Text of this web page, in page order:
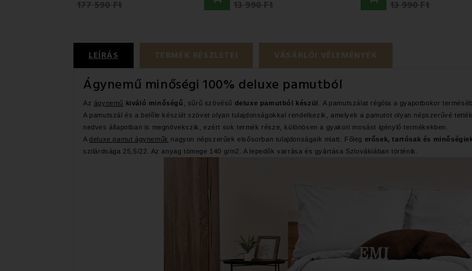
177 590 Ft 13 990 Ft 13 990 Ft
LEÍRÁS TERMÉK RÉSZLETEI VÁSÁRLÓI VÉLEMÉNYEK
Ágynemű minőségi 100% deluxe pamutból
Az ágynemű kiváló minőségű , sűrű szövésű deluxe pamutból készül
. A pamutszálat régóta a gyapotbokor
A pamutszál és a belőle készült szövet olyan tulajdonságokkal rendelkezik, amelyek a pamutot olyan népszerűvé
nedves állapotban is megnövekszik, ezért sok termék része, különösen a gyakori mosást igénylő termékekben.
Adeluxe pamut ágyneműk nagyon népszerűek elsősorban tulajdonságaik miatt. Főleg erősek, tartósak és
szilárdsága 25,5/22. Az anyag tömege 140 g/m2. A lepedők varrása és gyártása Szlovákiában történik.